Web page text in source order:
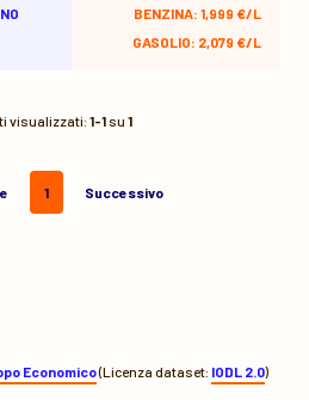
BENZINA: 1,999 €/L
GASOLIO: 2,079 €/L
visualizzati: 1-1su 1
1 Successivo
Economico(Licenza dataset: IODL 2.0)